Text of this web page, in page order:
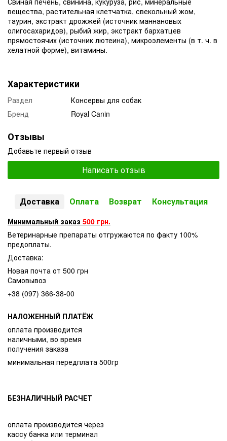
вещества, растительная клетчатка, свекольный жом,
таурин, экстракт дрожжей (источник маннановых
олигосахаридов), рыбий жир, экстракт бархатцев
прямостоячих (источник лютеина), микроэлементы (в т. ч. в
хелатной форме), витамины.
Характеристики
Раздел
Консервы для собак
Бренд
Royal Canin
Отзывы
Добавьте первый отзыв
Написать отзыв
Доставка Оплата Возврат Консультация
Минимальный заказ 500 грн.
Ветеринарные препараты отгружаются по факту 100%
предоплаты.
Доставка:
Новая почта от 500 грн
Самовывоз
+38 (097) 366-38-00
НАЛОЖЕННЫЙ ПЛАТЁЖ
оплата производится
наличными, во время
получения заказа
минимальная передплата 500гр
БЕЗНАЛИЧНЫЙ РАСЧЕТ
оплата производится через
кассу банка или терминал